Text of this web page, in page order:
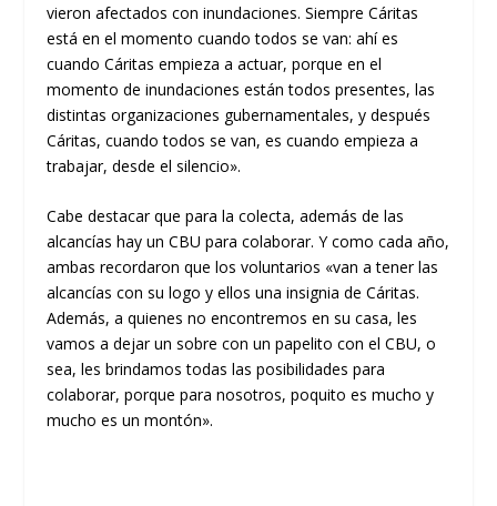
vieron afectados con inundaciones. Siempre Cáritas
está en el momento cuando todos se van: ahí es
cuando Cáritas empieza a actuar, porque en el
momento de inundaciones están todos presentes, las
distintas organizaciones gubernamentales, y después
Cáritas, cuando todos se van, es cuando empieza a
trabajar, desde el silencio».
Cabe destacar que para la colecta, además de las
alcancías hay un CBU para colaborar. Y como cada año,
ambas recordaron que los voluntarios «van a tener las
alcancías con su logo y ellos una insignia de Cáritas.
Además, a quienes no encontremos en su casa, les
vamos a dejar un sobre con un papelito con el CBU, o
sea, les brindamos todas las posibilidades para
colaborar, porque para nosotros, poquito es mucho y
mucho es un montón».